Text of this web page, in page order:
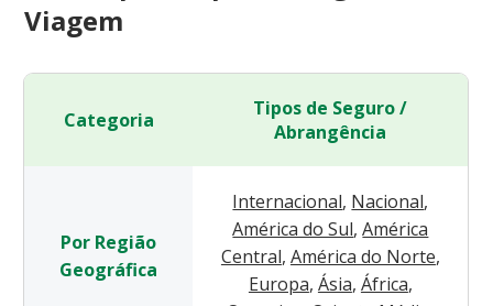
Viagem
Categoria
Tipos de Seguro /
Abrangência
Por Região
Geográfica
Internacional, Nacional,
América do Sul, América
Central, América do Norte,
Europa, Ásia, África,